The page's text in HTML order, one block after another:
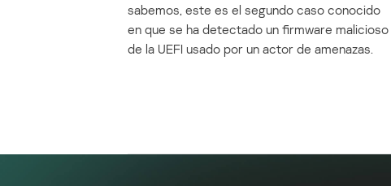
sabemos, este es el segundo caso conocido
en que se ha detectado un firmware malicioso
de la UEFI usado por un actor de amenazas.